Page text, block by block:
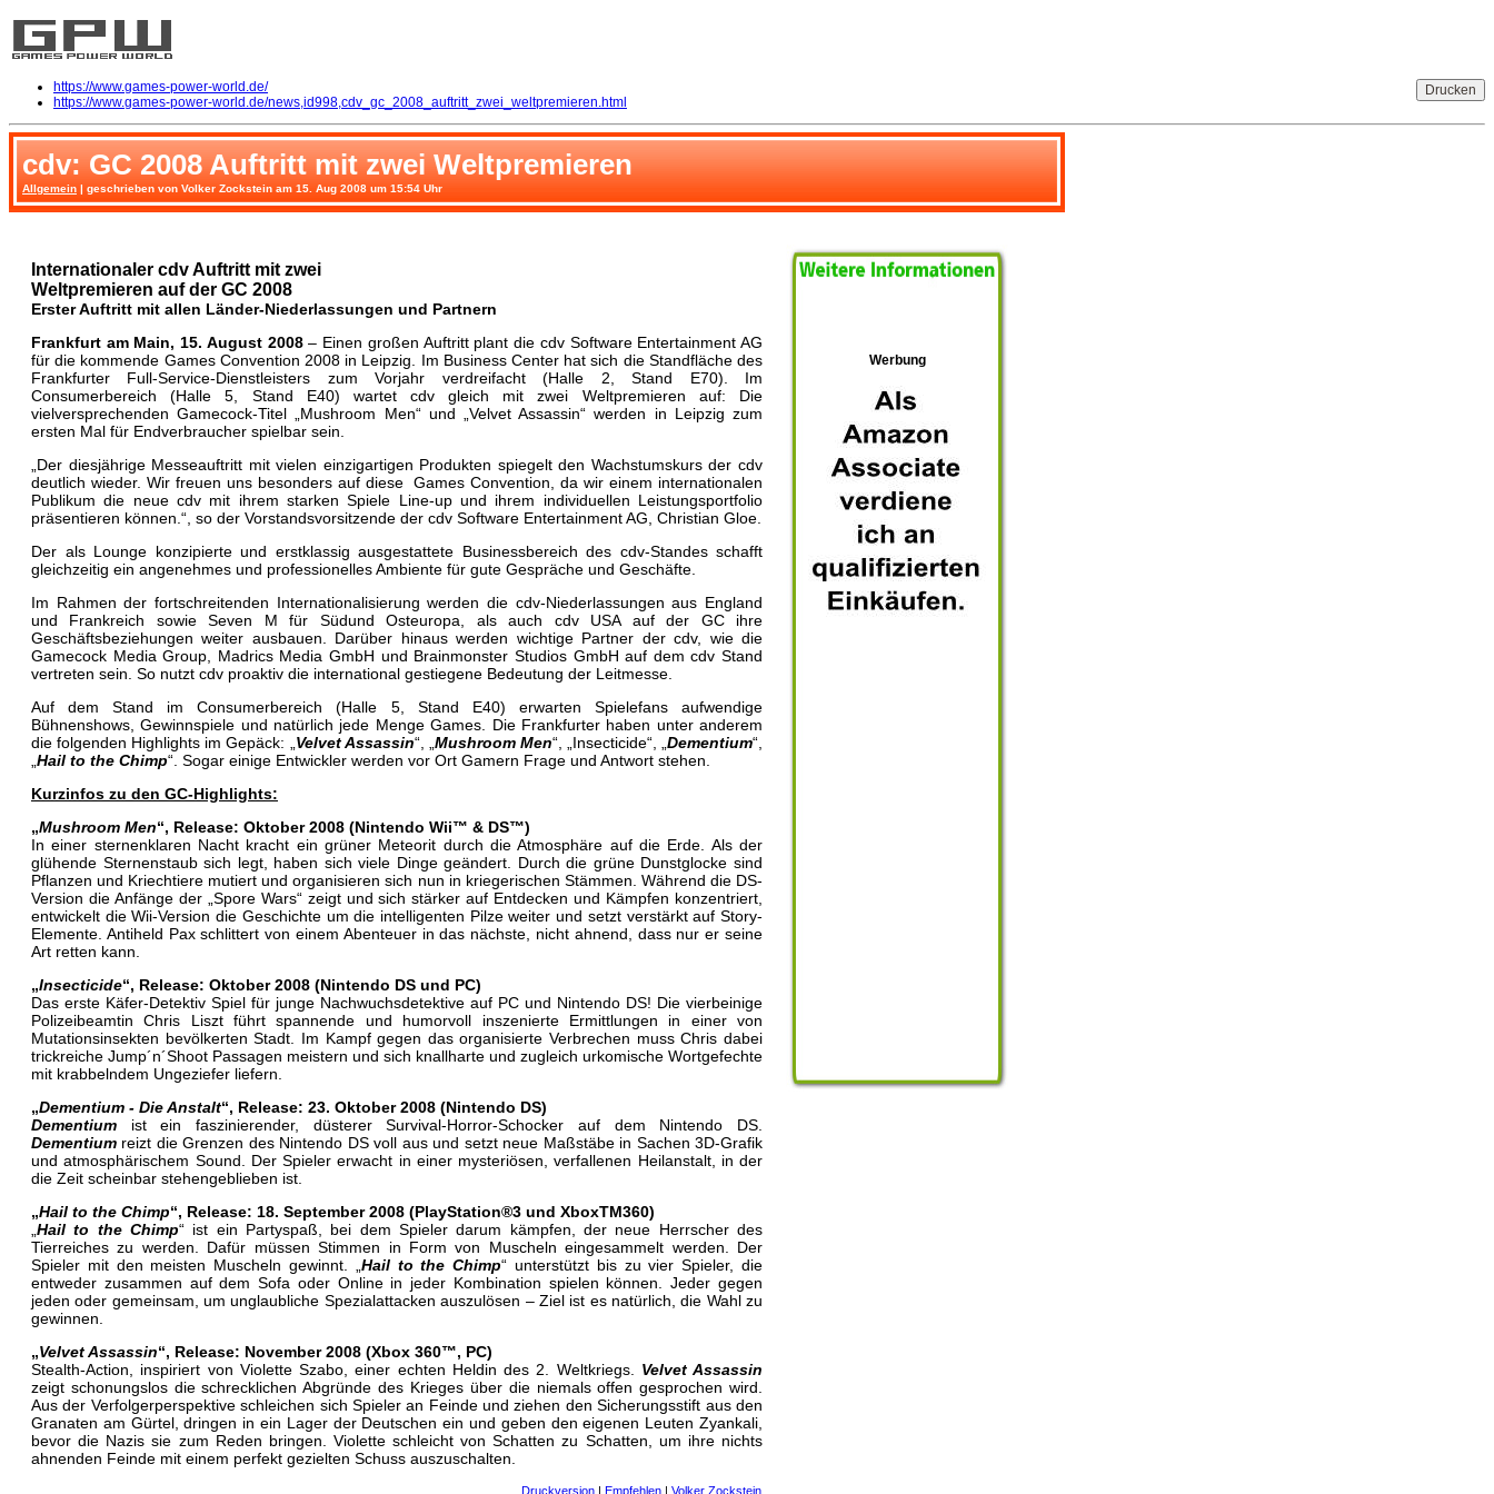
https://www.games-power-world.de/
https://www.games-power-world.de/news,id998,cdv_gc_2008_auftritt_zwei_weltpremieren.html
cdv: GC 2008 Auftritt mit zwei Weltpremieren
Allgemein | geschrieben von Volker Zockstein am 15. Aug 2008 um 15:54 Uhr
Internationaler cdv Auftritt mit zwei
Weltpremieren auf der GC 2008
Erster Auftritt mit allen Länder-Niederlassungen und Partnern
Frankfurt am Main, 15. August 2008– Einen großen Auftritt plant die cdv Software Entertainment AG
für die kommende Games Convention 2008 in Leipzig. Im Business Center hat sich die Standfläche des
Frankfurter Full-Service-Dienstleisters zum Vorjahr verdreifacht (Halle 2, Stand E70). Im
Consumerbereich (Halle 5, Stand E40) wartet cdv gleich mit zwei Weltpremieren auf: Die
vielversprechenden Gamecock-Titel „Mushroom Men“ und „Velvet Assassin“ werden in Leipzig zum
ersten Mal für Endverbraucher spielbar sein.
„Der diesjährige Messeauftritt mit vielen einzigartigen Produkten spiegelt den Wachstumskurs der cdv
deutlich wieder. Wir freuen uns besonders auf diese Games Convention, da wir einem internationalen
Publikum die neue cdv mit ihrem starken Spiele Line-up und ihrem individuellen Leistungsportfolio
präsentieren können.“, so der Vorstandsvorsitzende der cdv Software Entertainment AG, Christian Gloe.
Der als Lounge konzipierte und erstklassig ausgestattete Businessbereich des cdv-Standes schafft
gleichzeitig ein angenehmes und professionelles Ambiente für gute Gespräche und Geschäfte.
Im Rahmen der fortschreitenden Internationalisierung werden die cdv-Niederlassungen aus England
und Frankreich sowie Seven M für Südund Osteuropa, als auch cdv USA auf der GC ihre
Geschäftsbeziehungen weiter ausbauen. Darüber hinaus werden wichtige Partner der cdv, wie die
Gamecock Media Group, Madrics Media GmbH und Brainmonster Studios GmbH auf dem cdv Stand
vertreten sein. So nutzt cdv proaktiv die international gestiegene Bedeutung der Leitmesse.
Auf dem Stand im Consumerbereich (Halle 5, Stand E40) erwarten Spielefans aufwendige
Bühnenshows, Gewinnspiele und natürlich jede Menge Games. Die Frankfurter haben unter anderem
die folgenden Highlights im Gepäck: „ Velvet Assassin“, „ Mushroom Men“, „Insecticide“, „Dementium“,
Hail to the Chimp“. Sogar einige Entwickler werden vor Ort Gamern Frage und Antwort stehen.
Kurzinfos zu den GC-Highlights:
„Mushroom Men“, Release: Oktober 2008 (Nintendo Wii™ & DS™)
In einer sternenklaren Nacht kracht ein grüner Meteorit durch die Atmosphäre auf die Erde. Als der
glühende Sternenstaub sich legt, haben sich viele Dinge geändert. Durch die grüne Dunstglocke sind
Pflanzen und Kriechtiere mutiert und organisieren sich nun in kriegerischen Stämmen. Während die DS-
Version die Anfänge der „Spore Wars“ zeigt und sich stärker auf Entdecken und Kämpfen konzentriert,
entwickelt die Wii-Version die Geschichte um die intelligenten Pilze weiter und setzt verstärkt auf Story-
Elemente. Antiheld Pax schlittert von einem Abenteuer in das nächste, nicht ahnend, dass nur er seine
Art retten kann.
„Insecticide“, Release: Oktober 2008 (Nintendo DS und PC)
Das erste Käfer-Detektiv Spiel für junge Nachwuchsdetektive auf PC und Nintendo DS! Die vierbeinige
Polizeibeamtin Chris Liszt führt spannende und humorvoll inszenierte Ermittlungen in einer von
Mutationsinsekten bevölkerten Stadt. Im Kampf gegen das organisierte Verbrechen muss Chris dabei
trickreiche Jump´n´Shoot Passagen meistern und sich knallharte und zugleich urkomische Wortgefechte
mit krabbelndem Ungeziefer liefern.
„Dementium - Die Anstalt“, Release: 23. Oktober 2008 (Nintendo DS)
Dementium ist ein faszinierender, düsterer Survival-Horror-Schocker auf dem Nintendo DS.
Dementium reizt die Grenzen des Nintendo DS voll aus und setzt neue Maßstäbe in Sachen 3D-Grafik
und atmosphärischem Sound. Der Spieler erwacht in einer mysteriösen, verfallenen Heilanstalt, in der
die Zeit scheinbar stehengeblieben ist.
„Hail to the Chimp“, Release: 18. September 2008 (PlayStation®3 und XboxTM360)
Hail to the Chimp“ ist ein Partyspaß, bei dem Spieler darum kämpfen, der neue Herrscher des
Tierreiches zu werden. Dafür müssen Stimmen in Form von Muscheln eingesammelt werden. Der
Spieler mit den meisten Muscheln gewinnt. „ Hail to the Chimp“ unterstützt bis zu vier Spieler, die
entweder zusammen auf dem Sofa oder Online in jeder Kombination spielen können. Jeder gegen
jeden oder gemeinsam, um unglaubliche Spezialattacken auszulösen – Ziel ist es natürlich, die Wahl zu
gewinnen.
„Velvet Assassin“, Release: November 2008 (Xbox 360™, PC)
Stealth-Action, inspiriert von Violette Szabo, einer echten Heldin des 2. Weltkriegs. Velvet Assassin
zeigt schonungslos die schrecklichen Abgründe des Krieges über die niemals offen gesprochen wird.
Aus der Verfolgerperspektive schleichen sich Spieler an Feinde und ziehen den Sicherungsstift aus den
Granaten am Gürtel, dringen in ein Lager der Deutschen ein und geben den eigenen Leuten Zyankali,
bevor die Nazis sie zum Reden bringen. Violette schleicht von Schatten zu Schatten, um ihre nichts
ahnenden Feinde mit einem perfekt gezielten Schuss auszuschalten.
Druckversion | Empfehlen | Volker Zockstein
Werbung